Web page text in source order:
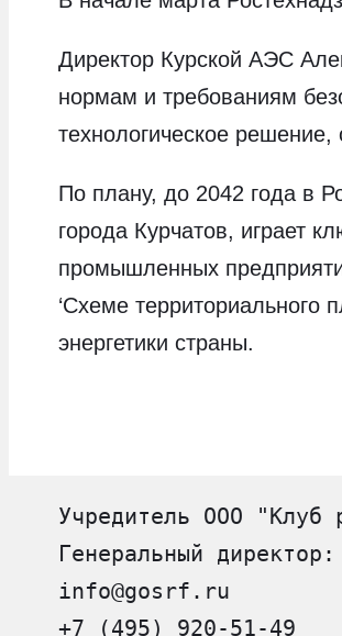
Директор Курской АЭС
нормам и требованиям
технологическое
По плану, до 2042 года в
города Курчатов, играет
промышленных
‘Схеме территориального
энергетики страны.
Учредитель ООО "Клуб
Генеральный
info@gosrf.ru
+7 (495) 920-51-49